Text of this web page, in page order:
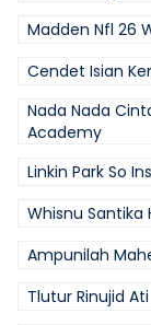
Madden Nfl 26
Cendet Isian
Nada Nada
Academy
Linkin Park So
Whisnu Santika
Ampunilah
Tlutur Rinujid Ati